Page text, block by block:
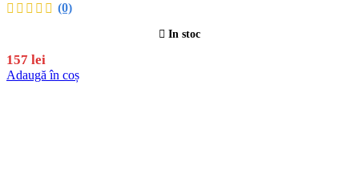
(0)
In stoc
157 lei
Adaugă în coș